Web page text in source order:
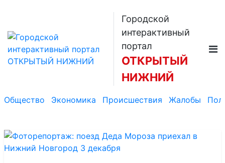
Городской
интерактивный
портал
ОТКРЫТЫЙ
НИЖНИЙ
Общество Экономика Происшествия Жалобы